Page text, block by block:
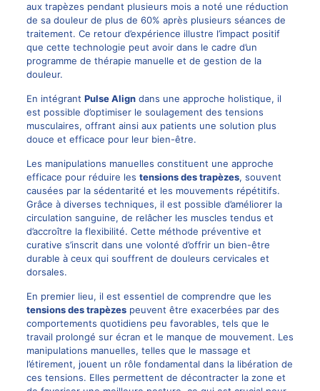
aux trapèzes pendant plusieurs mois a noté une réduction
de sa douleur de plus de 60% après plusieurs séances de
traitement. Ce retour d’expérience illustre l’impact positif
que cette technologie peut avoir dans le cadre d’un
programme de thérapie manuelle et de gestion de la
douleur.
En intégrant Pulse Aligndans une approche holistique, il
est possible d’optimiser le soulagement des tensions
musculaires, offrant ainsi aux patients une solution plus
douce et efficace pour leur bien-être.
Les manipulations manuelles constituent une approche
efficace pour réduire les tensions des trapèzes, souvent
causées par la sédentarité et les mouvements répétitifs.
Grâce à diverses techniques, il est possible d’améliorer la
circulation sanguine, de relâcher les muscles tendus et
d’accroître la flexibilité. Cette méthode préventive et
curative s’inscrit dans une volonté d’offrir un bien-être
durable à ceux qui souffrent de douleurs cervicales et
dorsales.
En premier lieu, il est essentiel de comprendre que les
tensions des trapèzespeuvent être exacerbées par des
comportements quotidiens peu favorables, tels que le
travail prolongé sur écran et le manque de mouvement. Les
manipulations manuelles, telles que le massage et
l’étirement, jouent un rôle fondamental dans la libération de
ces tensions. Elles permettent de décontracter la zone et